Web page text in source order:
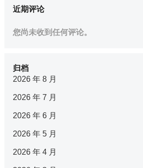
近期评论
您尚未收到任何评论。
归档
2026 年 8 月
2026 年 7 月
2026 年 6 月
2026 年 5 月
2026 年 4 月